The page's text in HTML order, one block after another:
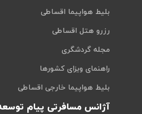
بلیط هواپیما اقساطی
رزرو هتل اقساطی
مجله گردشگری
راهنمای ویزای کشورها
بلیط هواپیما خارجی اقساطی
آژانس مسافرتی پیام